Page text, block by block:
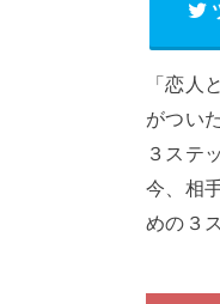
「恋人
がつい
３ステ
今、相
めの３